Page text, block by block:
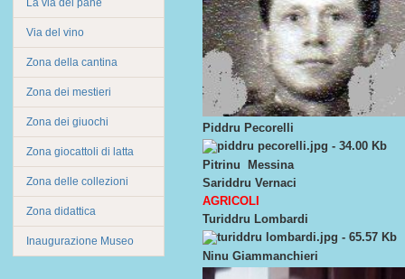
La via del pane
Via del vino
Zona della cantina
Zona dei mestieri
Zona dei giuochi
Zona giocattoli di latta
Zona delle collezioni
Zona didattica
Inaugurazione Museo
Piddru Pecorelli
Pitrinu Messina
Sariddru Vernaci
AGRICOLI
Turiddru Lombardi
Ninu Giammanchieri